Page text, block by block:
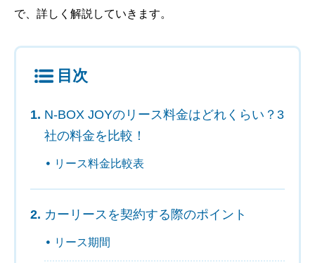
で、詳しく解説していきます。
目次
N-BOX JOYのリース料金はどれくらい？3
社の料金を比較！
リース料金比較表
カーリースを契約する際のポイント
リース期間